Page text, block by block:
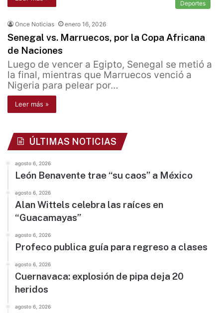
Deportes
Once Noticias enero 16, 2026
Senegal vs. Marruecos, por la Copa Africana
de Naciones
Luego de vencer a Egipto, Senegal se metió a
la final, mientras que Marruecos venció a
Nigeria para pelear por…
Leer más »
ÚLTIMAS NOTICIAS
agosto 6, 2026
León Benavente trae “su caos” a México
agosto 6, 2026
Alan Wittels celebra las raíces en
“Guacamayas”
agosto 6, 2026
Profeco publica guía para regreso a clases
agosto 6, 2026
Cuernavaca: explosión de pipa deja 20
heridos
agosto 6, 2026